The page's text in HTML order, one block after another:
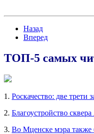
Назад
Вперед
ТОП-5 самых
1. Роскачество: две
2. Благоустройство
3. Во Мценске мэра также